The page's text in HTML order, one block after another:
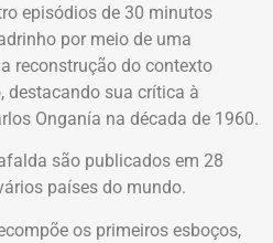
episódios de 30 minutos
por meio de uma
reconstrução do contexto
destacando sua crítica à
Onganía na década de 1960.
são publicados em 28
países do mundo.
os primeiros esboços,